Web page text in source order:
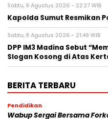
Sabtu, 8 Agustus 2026 - 22:27 WIB
Kapolda Sumut Resmikan
Sabtu, 8 Agustus 2026 - 21:49 WIB
DPP IM3 Madina Sebut
Slogan Kosong di Atas
BERITA TERBARU
Pendidikan
Wabup Sergai Bersama